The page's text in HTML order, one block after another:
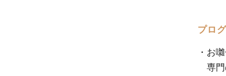
プロ
・お
専門